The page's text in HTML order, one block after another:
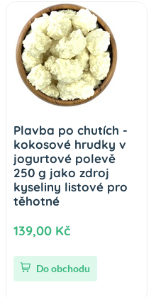
Plavba po chutích -
kokosové hrudky v
jogurtové polevě
250 g jako zdroj
kyseliny listové pro
těhotné
139,00 Kč
Do obchodu